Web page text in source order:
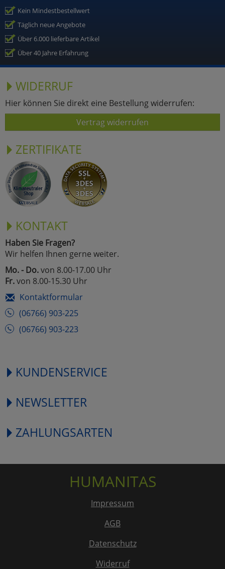
Kein Mindestbestellwert
Täglich neue Angebote
Über 6.000 lieferbare Artikel
Über 40 Jahre Erfahrung
WIDERRUF
Hier können Sie direkt eine Bestellung widerrufen:
Vertrag widerrufen
ZERTIFIKATE
KONTAKT
Haben Sie Fragen?
Wir helfen Ihnen gerne weiter.
Mo. - Do.von 8.00-17.00 Uhr
Fr.von 8.00-15.30 Uhr
Kontaktformular
(06766) 903-225
(06766) 903-223
KUNDENSERVICE
NEWSLETTER
ZAHLUNGSARTEN
HUMANITAS
Impressum
AGB
Datenschutz
Widerruf